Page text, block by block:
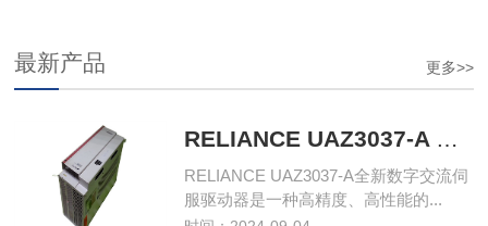
更多>>
最新产品
RELIANCE UAZ3037-A 全新数字交流伺服驱动器
RELIANCE UAZ3037-A全新数字交流伺
服驱动器是一种高精度、高性能的...